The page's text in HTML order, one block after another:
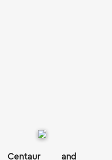
Centaur and